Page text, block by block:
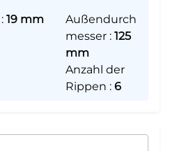
: 19 mm
Außendurch
messer : 125
mm
Anzahl der
Rippen : 6